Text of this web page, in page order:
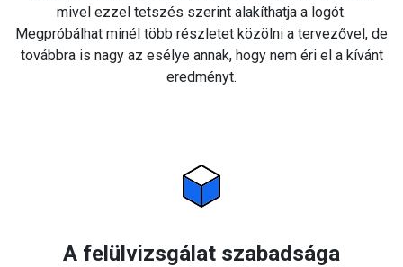
mivel ezzel tetszés szerint alakíthatja a logót.
Megpróbálhat minél több részletet közölni a tervezővel, de
továbbra is nagy az esélye annak, hogy nem éri el a kívánt
eredményt.
A felülvizsgálat szabadsága